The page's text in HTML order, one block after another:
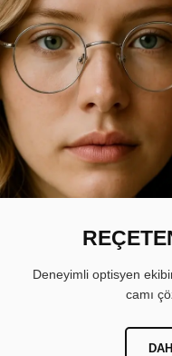
Deneyimli optisyen
camı